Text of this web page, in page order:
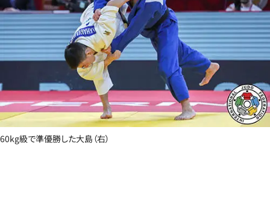
60kg級で準優勝した大島（右）